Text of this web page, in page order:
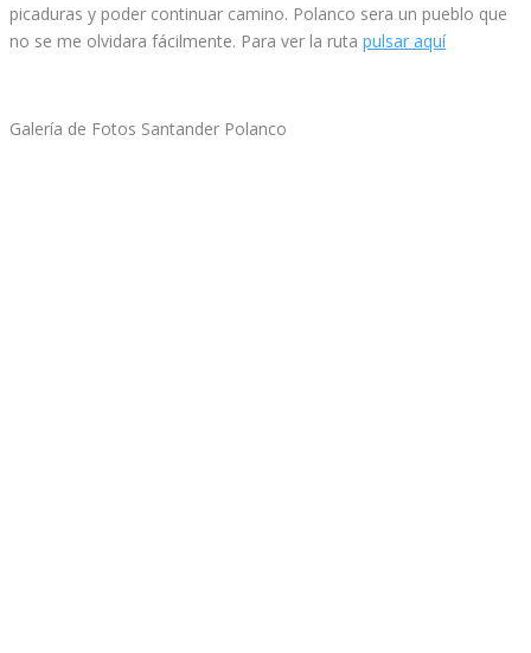
picaduras y poder continuar camino. Polanco sera un pueblo que
no se me olvidara fácilmente. Para ver la ruta pulsar aquí
Galería de Fotos Santander Polanco